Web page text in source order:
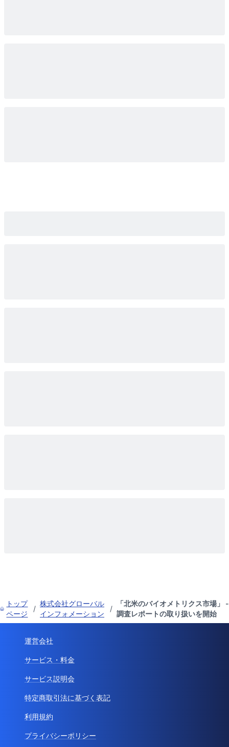
トップ
ページ
/
株式会社グローバル
インフォメーション
/
「北米のバイオメトリクス市場」 -
調査レポートの取り扱いを開始
運営会社
サービス・料金
サービス説明会
特定商取引法に基づく表記
利用規約
プライバシーポリシー